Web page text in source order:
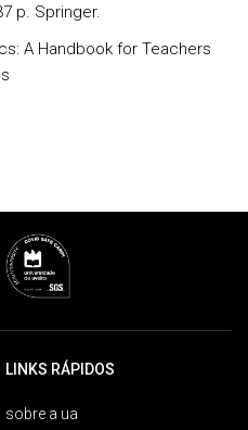
p. Springer.
A Handbook for Teachers
LINKS RÁPIDOS
sobre a ua